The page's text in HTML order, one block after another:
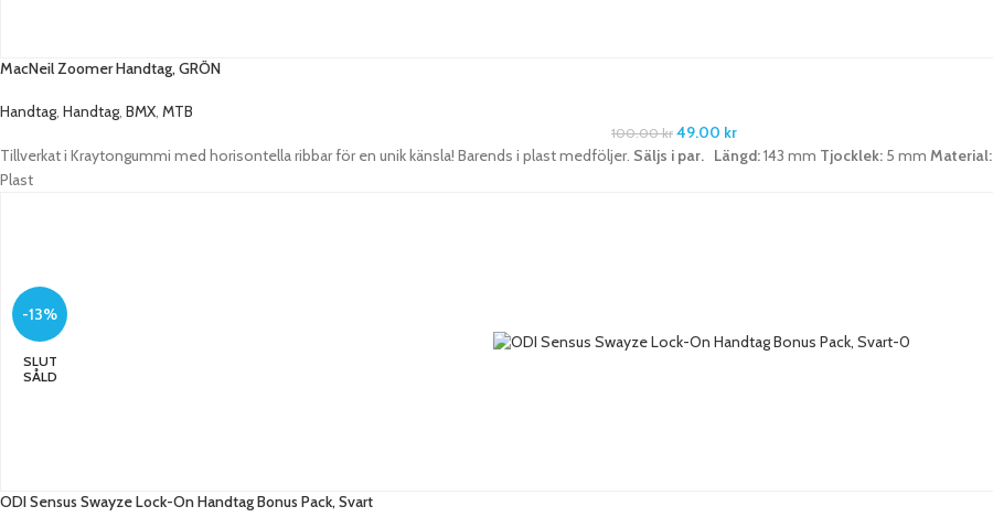
MacNeil Zoomer Handtag, GRÖN
Handtag, Handtag, BMX, MTB
100.00kr 49.00 kr
Tillverkat i Kraytongummi med horisontella ribbar för en unik känsla! Barends i plast medföljer. Säljs i par. Längd:143 mm Tjocklek: 5 mm Material:
Plast
-13%
SLUT
SÅLD
ODI Sensus Swayze Lock-On Handtag Bonus Pack, Svart